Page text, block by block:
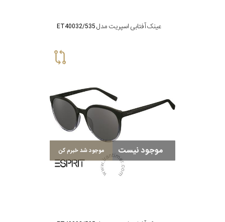
عینک آفتابی اسپریت مدل ET40032/535
موجود نیست موجود شد خبرم کن